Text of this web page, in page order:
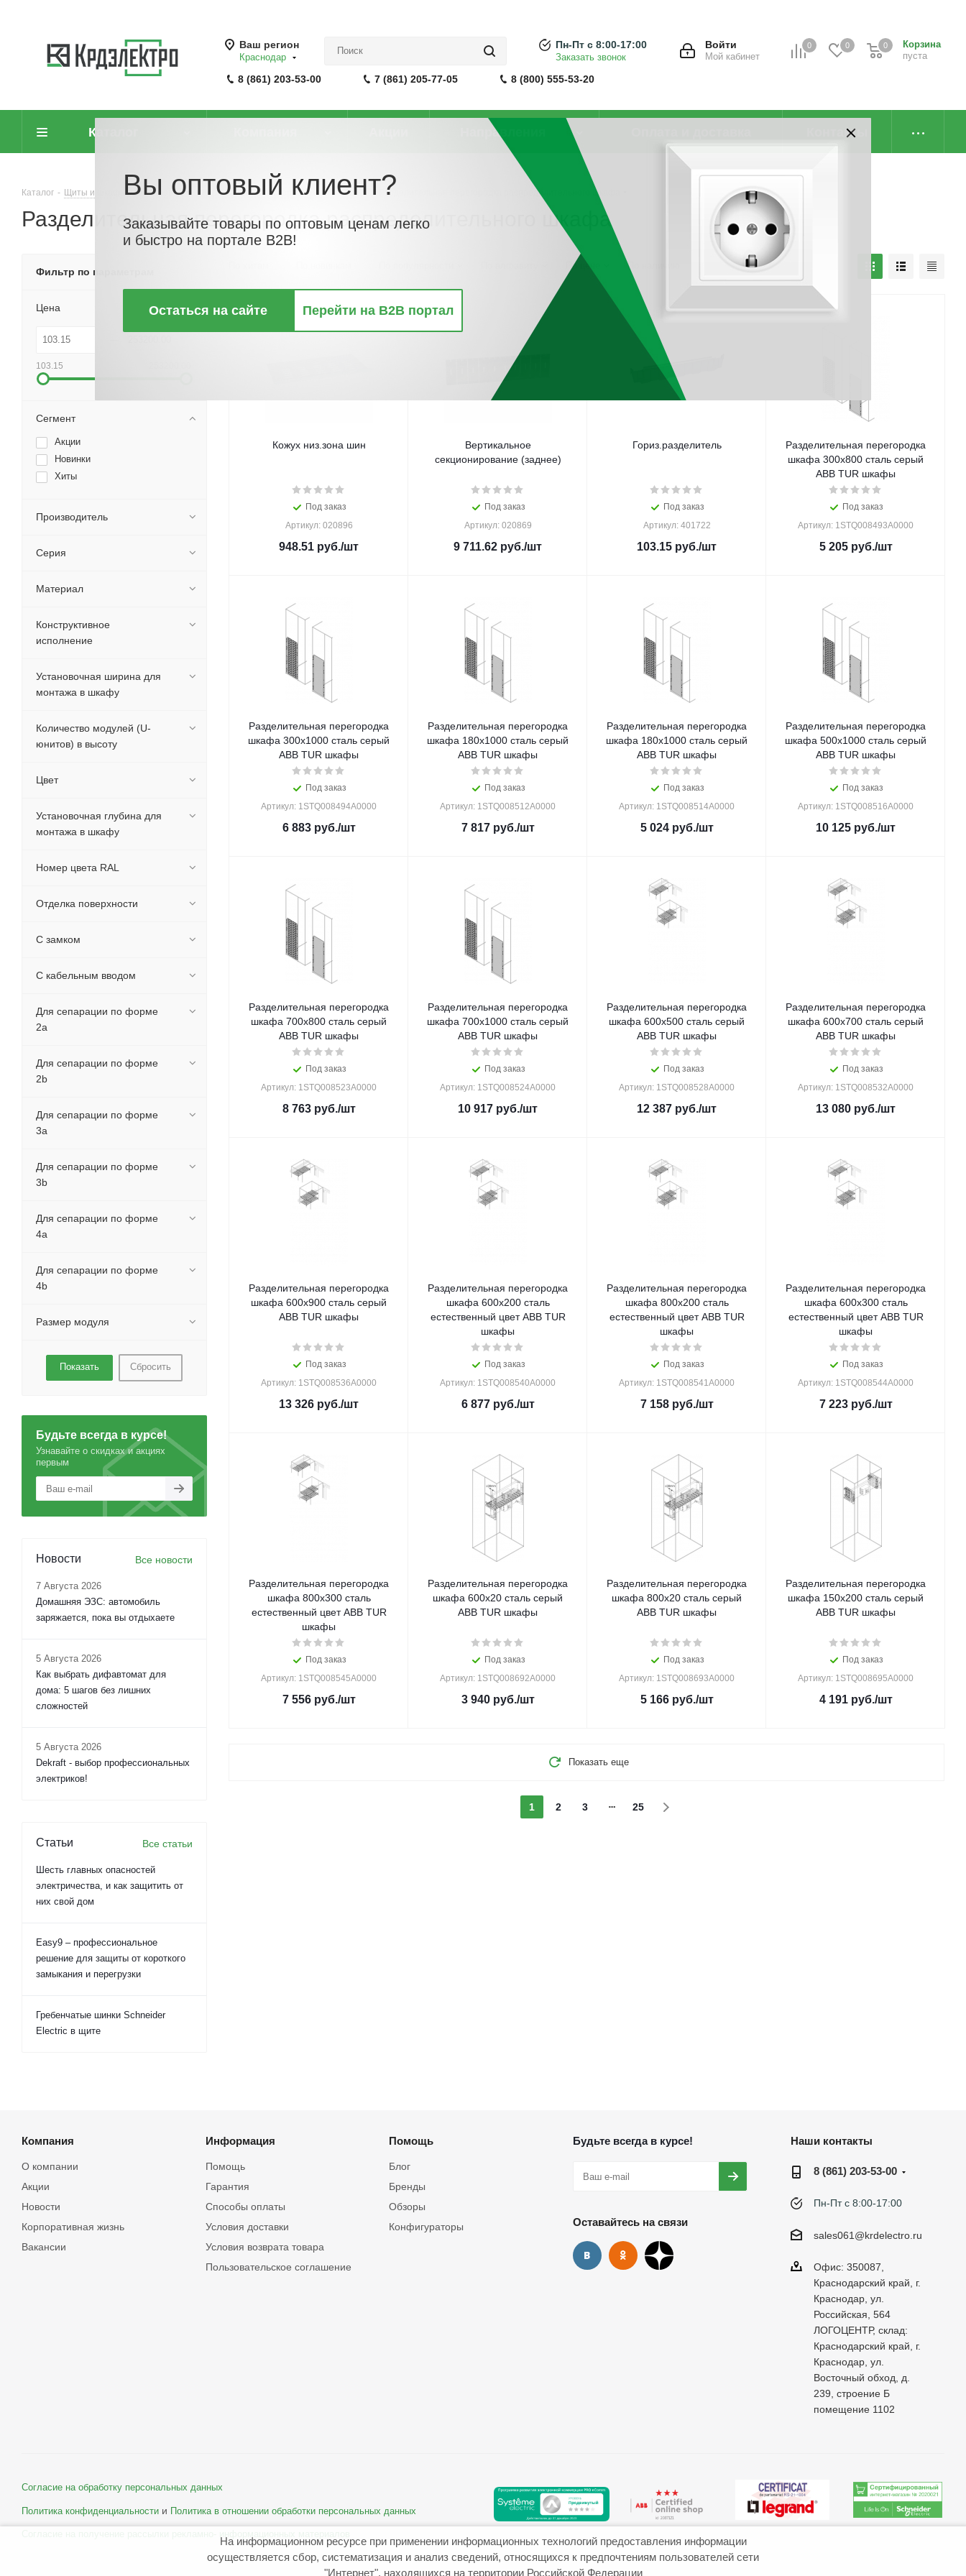
Ваш регион
Краснодар
8 (861) 203-53-00 7 (861) 205-77-05 8 (800) 555-53-20
0 0
Корзина
пуста
0
Войти
Мой кабинет
Пн-Пт с 8:00-17:00
Заказать звонок
Каталог Направления Контакты
Каталог - Щиты и шкафы, шинопровод - Корпуса шкафов сборной конструкции - Разделительная перегородка распределительного шкафа
Разделительная перегородка распределительного шкафа
По цене По наличию
Кожух низ.зона шин
Под заказ
Артикул: 020896
948.51 руб./шт
Вертикальное
секционирование (заднее)
Под заказ
Артикул: 020869
9 711.62 руб./шт
Гориз.разделитель
Под заказ
Артикул: 401722
103.15 руб./шт
Разделительная перегородка
шкафа 300x800 сталь серый
ABB TUR шкафы
Под заказ
Артикул: 1STQ008493A0000
5 205руб./шт
Разделительная перегородка
шкафа 300x1000 сталь серый
ABB TUR шкафы
Под заказ
Артикул: 1STQ008494A0000
6 883руб./шт
Разделительная перегородка
шкафа 180x1000 сталь серый
ABB TUR шкафы
Под заказ
Артикул: 1STQ008512A0000
7 817руб./шт
Разделительная перегородка
шкафа 180x1000 сталь серый
ABB TUR шкафы
Под заказ
Артикул: 1STQ008514A0000
5 024руб./шт
Разделительная перегородка
шкафа 500x1000 сталь серый
ABB TUR шкафы
Под заказ
Артикул: 1STQ008516A0000
10 125 руб./шт
Разделительная перегородка
шкафа 700x800 сталь серый
ABB TUR шкафы
Под заказ
Артикул: 1STQ008523A0000
8 763руб./шт
Разделительная перегородка
шкафа 700x1000 сталь серый
ABB TUR шкафы
Под заказ
Артикул: 1STQ008524A0000
10 917 руб./шт
Разделительная перегородка
шкафа 600x500 сталь серый
ABB TUR шкафы
Под заказ
Артикул: 1STQ008528A0000
12 387 руб./шт
Разделительная перегородка
шкафа 600x700 сталь серый
ABB TUR шкафы
Под заказ
Артикул: 1STQ008532A0000
13 080 руб./шт
Разделительная перегородка
шкафа 600x900 сталь серый
ABB TUR шкафы
Под заказ
Артикул: 1STQ008536A0000
13 326 руб./шт
Разделительная перегородка
шкафа 600x200 сталь
естественный цвет ABB TUR
шкафы
Под заказ
Артикул: 1STQ008540A0000
6 877руб./шт
Разделительная перегородка
шкафа 800x200 сталь
естественный цвет ABB TUR
шкафы
Под заказ
Артикул: 1STQ008541A0000
7 158руб./шт
Разделительная перегородка
шкафа 600x300 сталь
естественный цвет ABB TUR
шкафы
Под заказ
Артикул: 1STQ008544A0000
7 223руб./шт
Разделительная перегородка
шкафа 800x300 сталь
естественный цвет ABB TUR
шкафы
Под заказ
Артикул: 1STQ008545A0000
7 556руб./шт
Разделительная перегородка
шкафа 600x20 сталь серый
ABB TUR шкафы
Под заказ
Артикул: 1STQ008692A0000
3 940руб./шт
Разделительная перегородка
шкафа 800x20 сталь серый
ABB TUR шкафы
Под заказ
Артикул: 1STQ008693A0000
5 166руб./шт
Разделительная перегородка
шкафа 150x200 сталь серый
ABB TUR шкафы
Под заказ
Артикул: 1STQ008695A0000
4 191руб./шт
Показать еще
1 2 3 25
Фильтр по параметрам
Цена
103.15
Сегмент
Акции
Новинки
Хиты
Производитель
Серия
Материал
Конструктивное
исполнение
Установочная ширина для
монтажа в шкафу
Количество модулей (U-
юнитов) в высоту
Цвет
Установочная глубина для
монтажа в шкафу
Номер цвета RAL
Отделка поверхности
С замком
С кабельным вводом
Для сепарации по форме
2a
Для сепарации по форме
2b
Для сепарации по форме
3a
Для сепарации по форме
3b
Для сепарации по форме
4a
Для сепарации по форме
4b
Размер модуля
Сбросить
Будьте всегда в курсе!
Узнавайте о скидках и акциях
первым
Новости Все новости
7 Августа 2026
Домашняя ЭЗС: автомобиль
заряжается, пока вы отдыхаете
5 Августа 2026
Как выбрать дифавтомат для
дома: 5 шагов без лишних
сложностей
5 Августа 2026
Dekraft - выбор профессиональных
электриков!
Статьи Все статьи
Шесть главных опасностей
электричества, и как защитить от
них свой дом
Easy9 – профессиональное
решение для защиты от короткого
замыкания и перегрузки
Гребенчатые шинки Schneider
Electric в щите
Компания
О компании
Акции
Новости
Корпоративная жизнь
Вакансии
Информация
Помощь
Гарантия
Способы оплаты
Условия доставки
Условия возврата товара
Пользовательское соглашение
Помощь
Блог
Бренды
Обзоры
Конфигураторы
Будьте всегда в курсе!
Оставайтесь на связи
Наши контакты
8 (861) 203-53-00
Пн-Пт с 8:00-17:00
sales061@krdelectro.ru
Офис: 350087,
Краснодарский край, г.
Краснодар, ул.
Российская, 564
ЛОГОЦЕНТР, склад:
Краснодарский край, г.
Краснодар, ул.
Восточный обход, д.
239, строение Б
помещение 1102
Согласие на обработку персональных данных
Политика конфиденциальности и Политика в отношении обработки персональных данных
На информационном ресурсе при применении информационных технологий предоставления информации
осуществляется сбор, систематизация и анализ сведений, относящихся к предпочтениям пользователей сети
"Интернет", находящихся на территории Российской Федерации
Вы оптовый клиент?
Заказывайте товары по оптовым ценам легко
и быстро на портале B2B!
Остаться на сайте Перейти на B2B портал